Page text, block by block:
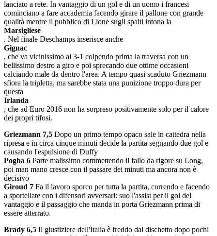
lanciato a rete. In vantaggio di un gol e di un uomo i francesi
cominciano a fare accademia facendo girare il pallone con grande
qualità mentre il pubblico di Lione sugli spalti intona la
Marsigliese
. Nel finale Deschamps inserisce anche
Gignac
, che va vicinissimo al 3-1 colpendo prima la traversa con un
bellissimo destro a giro e poi sprecando due ottime occasioni
calciando male da dentro l'area. A tempo quasi scaduto Griezmann
sfiora la tripletta, ma sarebbe stata una punizione troppo dura per
questa
Irlanda
, che ad Euro 2016 non ha sorpreso positivamente solo per il calore
dei propri tifosi.
Griezmann 7,5 Dopo un primo tempo opaco sale in cattedra nella
ripresa e in circa cinque minuti decide la partita segnando due gol e
causando l'espulsione di Duffy
Pogba 6 Parte malissimo commettendo il fallo da rigore su Long,
poi man mano cresce con il passare dei minuti ma ancora non è
decisivo
Giroud 7 Fa il lavoro sporco per tutta la partita, correndo e facendo
a sportellate con i difensori avversari: suo l'assist per il gol del
vantaggio e il passaggio che manda in porta Griezmann prima di
essere atterrato.
Brady 6,5 Il giustiziere dell'Italia è freddo dal dischetto dopo pochi